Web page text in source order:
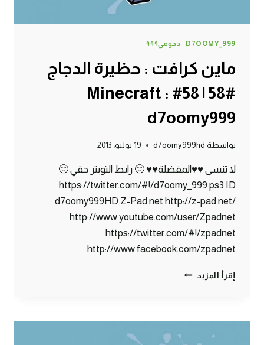
D7OOMY_999 | دحومي٩٩٩
ماين كرافت : حظيرة الدجاج
#58 | 58# Minecraft :
d7oomy999
بواسطة d7oomy999hd 19 يوليو، 2013
لا تنسى ♥♥المفضلة♥♥ 🙂 رابط التويتر حقي 🙂
https://twitter.com/#!/d7oomy_999 ps3 ID
d7oomy999HD Z-Pad.net http://z-pad.net/
http://www.youtube.com/user/Zpadnet
https://twitter.com/#!/zpadnet
http://www.facebook.com/zpadnet
إقرأ المزيد ماين
الدجاج